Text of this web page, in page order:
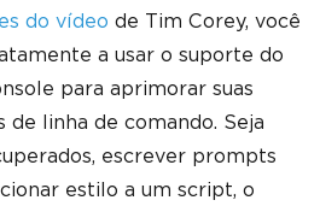
do vídeo de Tim Corey, você
a usar o suporte do
para aprimorar suas
linha de comando. Seja
escrever prompts
estilo a um script, o